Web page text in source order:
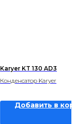
Karyer KT 130 AD3
Конденсатор Karyer
Добавить в